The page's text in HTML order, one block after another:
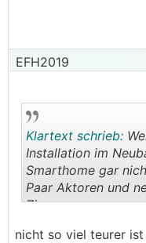
EFH2019
Klartext schrieb:
Installation im
Smarthome gar
Paar Aktoren und
Zimmer
nicht so viel teurer